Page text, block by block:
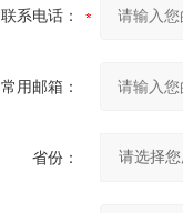
联系电话：
常用邮箱：
省份：